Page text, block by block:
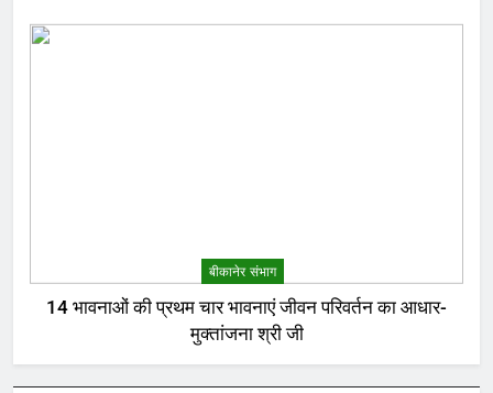
बीकानेर संभाग
14 भावनाओं की प्रथम चार भावनाएं जीवन परिवर्तन का आधार-
मुक्तांजना श्री जी